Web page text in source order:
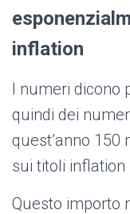
inflation
I numeri dicono
quindi dei
quest’anno 150
sui titoli inflation
Questo importo